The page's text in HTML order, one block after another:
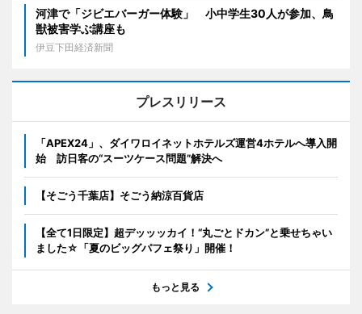
河津で「ジビエバーガー体験」 小中学生30人が参加、鳥
獣被害学ぶ講座も
伊豆下田経済新聞
プレスリリース
「APEX24」、ダイワロイネットホテルズ運営4ホテルへ導入開
始 訪日客の“スーツケース問題”解決へ
【そごう千葉店】そごう納涼百貨店
【全て1日限定】超デッッッカイ！“丸ごとドカン”と乗せちゃい
ました☆「夏のビッグパフェ祭り」開催！
もっと見る